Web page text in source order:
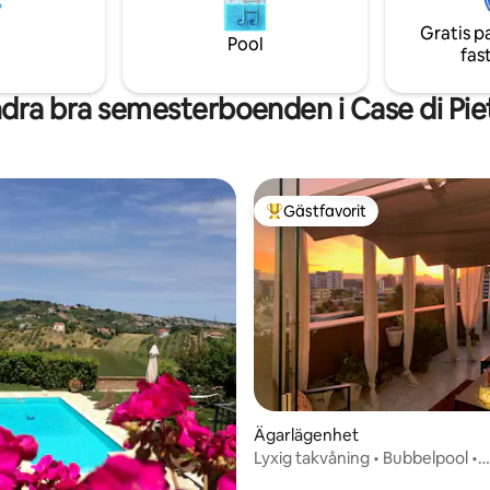
hund.
uppleva det bästa av staden
Pool
Gratis
bra semesterboenden i Case di
betyg, 3 omdömen
Populär gästfavorit
Gästfavorit
Ägarlägenhet
Lyxig takvåning • Bubbelpool •